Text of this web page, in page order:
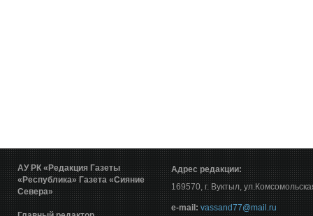
АУ РК «Редакция Газеты
«Республика» Газета «Сияние
Севера»
Адрес редакции:
169570, г. Вуктыл,
е-mail: vassand77@mail.ru